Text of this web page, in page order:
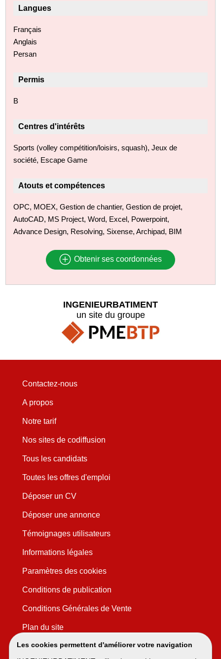
Langues
Français
Anglais
Persan
Permis
B
Centres d'intérêts
Sports (volley compétition/loisirs, squash), Jeux de
société, Escape Game
Atouts et compétences
OPC, MOEX, Gestion de chantier, Gestion de projet,
AutoCAD, MS Project, Word, Excel, Powerpoint,
Advance Design, Resolving, Sixense, Archipad, BIM
Obtenir ses coordonnées
Les cookies permettent d'améliorer votre navigation
INGENIEURBATIMENT
un site du groupe
Contactez-nous
A propos
Notre tarif
Nos sites de codiffusion
Tous les candidats
Toutes les offres d'emploi
Déposer un CV
Déposer une annonce
Témoignages utilisateurs
Informations légales
Paramètres des cookies
Conditions de publication
Conditions Générales de Vente
Plan du site